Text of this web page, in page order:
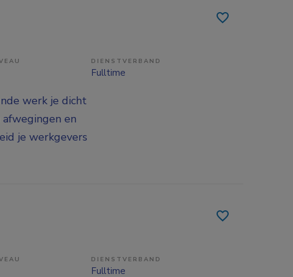
DIENSTVERBAND
Fulltime
werk je dicht
en
je werkgevers
DIENSTVERBAND
Fulltime